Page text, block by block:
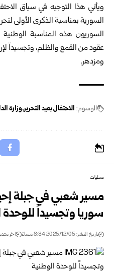
ويأتي هذا التوجيه في سياق
السورية بمناسبة الذكرى الأولى
السوريون هذه المناسبة الوطنية
عقود من القمع والظلم، وتجسيداً
ومزدهر.
الوسوم: الاحتفال بعيد التحرير وزارة
محليات
مسير شعبي في جبلة
سوريا وتجسيداً للوحدة
تاريخ النشر: 2025/12/05 8:34 مساءً اخر تحديث: 2025/12/